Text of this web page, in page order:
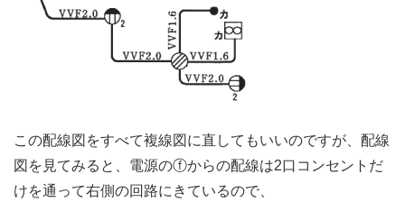
この配線図をすべて複線図に直してもいいのですが、配線
図を見てみると、電源のⓕからの配線は2口コンセントだ
けを通って右側の回路にきているので、